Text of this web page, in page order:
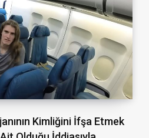
Kimliğini İfşa Etmek